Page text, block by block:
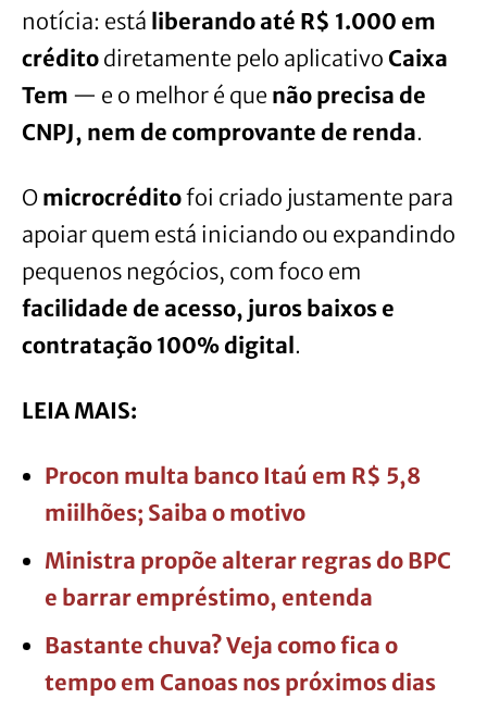
notícia: está liberando até R$ 1.000 em
crédito diretamente pelo aplicativo Caixa
Tem — e o melhor é que não precisa de
CNPJ, nem de comprovante de renda.
O microcréditofoi criado justamente para
apoiar quem está iniciando ou expandindo
pequenos negócios, com foco em
facilidade de acesso, juros baixos e
contratação 100% digital .
LEIA MAIS:
Procon multa banco Itaú em R$ 5,8
miilhões; Saiba o motivo
Ministra propõe alterar regras do BPC
e barrar empréstimo, entenda
Bastante chuva? Veja como fica o
tempo em Canoas nos próximos dias